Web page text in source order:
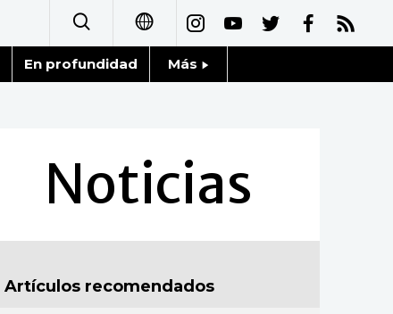
日本語
简体字
繁體字
العربية
En profundidad Más
Fragmentos de Japón
Gente
Blog
Noticias
Artículos recomendados